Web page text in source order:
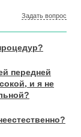
Задать вопрос
передней
и я не